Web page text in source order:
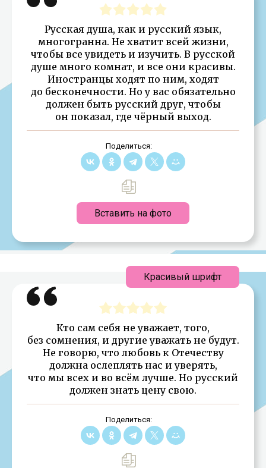
Русская душа, как и русский язык,
многогранна. Не хватит всей жизни,
чтобы все увидеть и изучить. В русской
душе много комнат, и все они красивы.
Иностранцы ходят по ним, ходят
до бесконечности. Но у вас обязательно
должен быть русский друг, чтобы
он показал, где чёрный выход.
Поделиться:
Вставить на фото
Кто сам себя не уважает, того,
без сомнения, и другие уважать не будут.
Не говорю, что любовь к Отечеству
должна ослеплять нас и уверять,
что мы всех и во всём лучше. Но русский
должен знать цену свою.
Поделиться:
Красивый шрифт